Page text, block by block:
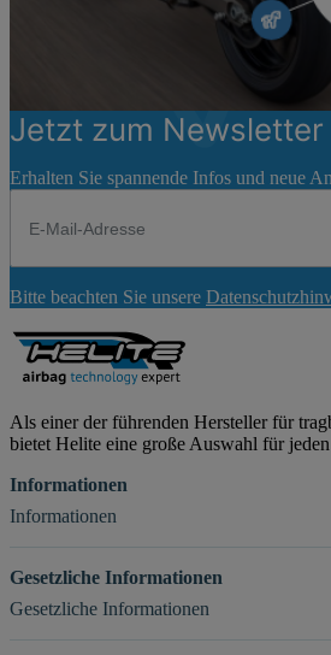
Jetzt zum Newsletter
Erhalten Sie spannende Infos und neue
Abonnieren
Bitte beachten Sie unsere
Als einer der führenden Hersteller für
bietet Helite eine große Auswahl für
Informationen
Informationen
Gesetzliche Informationen
Gesetzliche Informationen